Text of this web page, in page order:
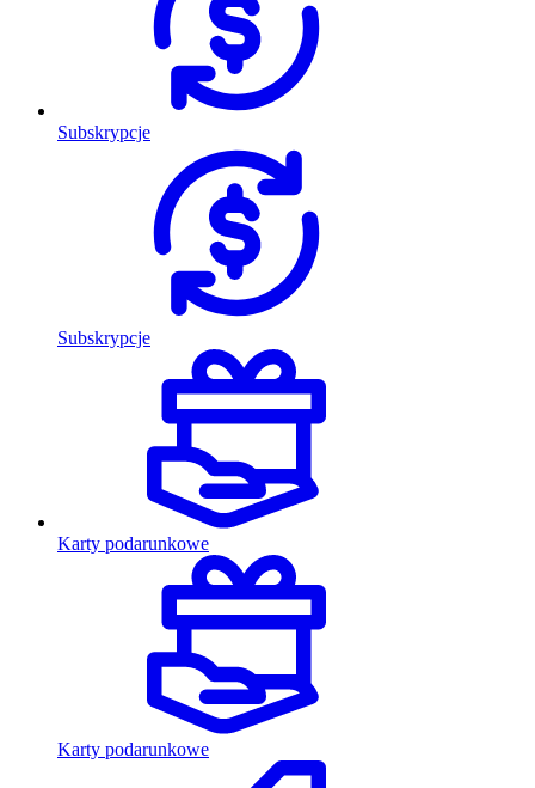
Subskrypcje
Subskrypcje
Karty podarunkowe
Karty podarunkowe